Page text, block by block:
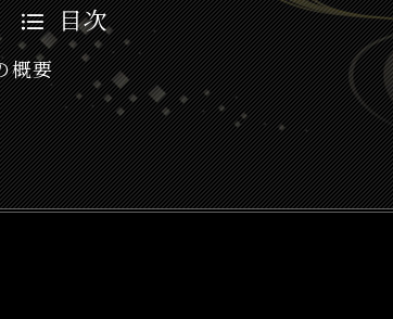
目次
概要